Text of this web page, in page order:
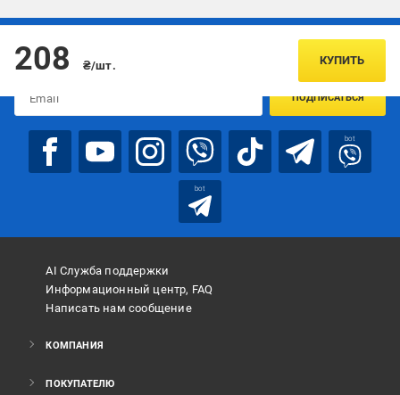
208 ₴/шт. КУПИТЬ
Подписывайтесь, чтобы узнавать первым об акцияx и
ПОДПИСАТЬСЯ
bot
bot
AI Служба поддержки
Информационный центр, FAQ
Написать нам сообщение
КОМПАНИЯ
ПОКУПАТЕЛЮ